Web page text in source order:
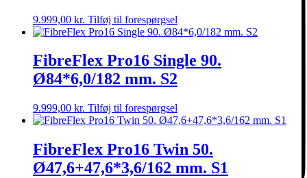
9.999,00 kr. Tilføj til forespørgsel
FibreFlex Pro16 Single 90.
Ø84*6,0/182 mm. S2
9.999,00 kr. Tilføj til forespørgsel
FibreFlex Pro16 Twin 50.
Ø47,6+47,6*3,6/162 mm. S1